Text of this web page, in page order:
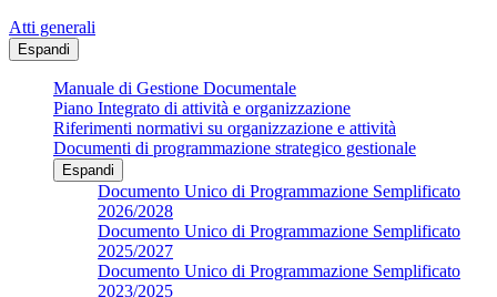
Atti generali
Espandi
Manuale di Gestione Documentale
Piano Integrato di attività e organizzazione
Riferimenti normativi su organizzazione e attività
Documenti di programmazione strategico gestionale
Espandi
Documento Unico di Programmazione Semplificato
2026/2028
Documento Unico di Programmazione Semplificato
2025/2027
Documento Unico di Programmazione Semplificato
2023/2025